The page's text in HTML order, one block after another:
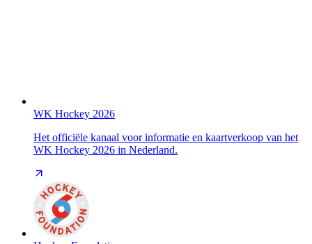
WK Hockey 2026
Het officiële kanaal voor informatie en kaartverkoop van het
WK Hockey 2026 in Nederland.